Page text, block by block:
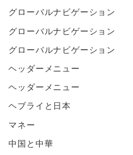
グローバルナビゲーション
グローバルナビゲーション
グローバルナビゲーション
ヘッダーメニュー
ヘッダーメニュー
ヘブライと日本
マネー
中国と中華